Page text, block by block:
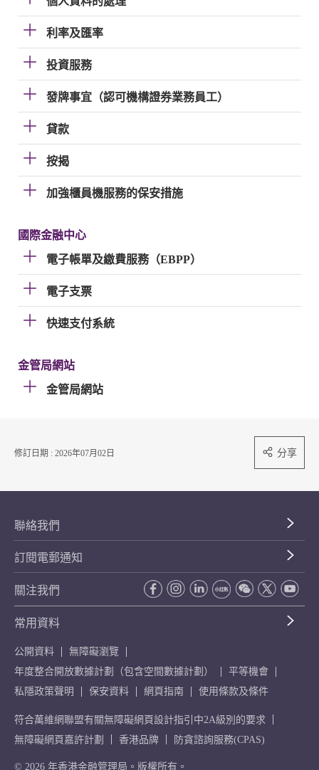
利率及匯率
投資服務
發牌事宜（認可機構證券業務員工）
貸款
按揭
加強櫃員機服務的保安措施
國際金融中心
電子帳單及繳費服務（EBPP）
電子支票
快速支付系統
金管局網站
金管局網站
修訂日期 : 2026年07月02日 分享
聯絡我們
訂閱電郵通知
關注我們
常用資料
公開資料
無障礙瀏覽
年度整合開放數據計劃（包含空間數據計劃）
平等機會
私隱政策聲明
保安資料 網頁指南 使用條款及條件
符合萬維網聯盟有關無障礙網頁設計指引中2A級別的要求
無障礙網頁嘉許計劃
香港品牌 防貪諮詢服務(CPAS)
© 2026 年香港金融管理局。版權所有。